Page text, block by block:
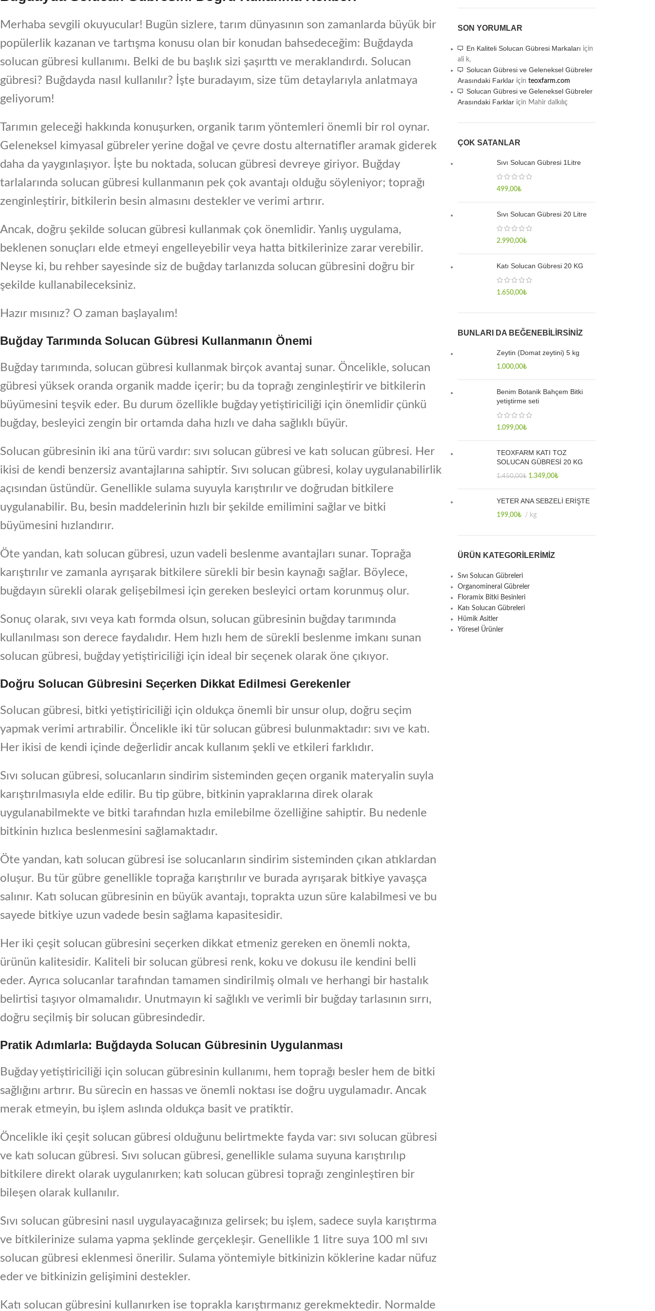
Merhaba sevgili okuyucular! Bugün sizlere, tarım dünyasının son zamanlarda büyük bir
popülerlik kazanan ve tartışma konusu olan bir konudan bahsedeceğim: Buğdayda
solucan gübresi kullanımı. Belki de bu başlık sizi şaşırttı ve meraklandırdı. Solucan
gübresi? Buğdayda nasıl kullanılır? İşte buradayım, size tüm detaylarıyla anlatmaya
geliyorum!
Tarımın geleceği hakkında konuşurken, organik tarım yöntemleri önemli bir rol oynar.
Geleneksel kimyasal gübreler yerine doğal ve çevre dostu alternatifler aramak giderek
daha da yaygınlaşıyor. İşte bu noktada, solucan gübresi devreye giriyor. Buğday
tarlalarında solucan gübresi kullanmanın pek çok avantajı olduğu söyleniyor; toprağı
zenginleştirir, bitkilerin besin almasını destekler ve verimi artırır.
Ancak, doğru şekilde solucan gübresi kullanmak çok önemlidir. Yanlış uygulama,
beklenen sonuçları elde etmeyi engelleyebilir veya hatta bitkilerinize zarar verebilir.
Neyse ki, bu rehber sayesinde siz de buğday tarlanızda solucan gübresini doğru bir
şekilde kullanabileceksiniz.
Hazır mısınız? O zaman başlayalım!
Buğday Tarımında Solucan Gübresi Kullanmanın Önemi
Buğday tarımında, solucan gübresi kullanmak birçok avantaj sunar. Öncelikle, solucan
gübresi yüksek oranda organik madde içerir; bu da toprağı zenginleştirir ve bitkilerin
büyümesini teşvik eder. Bu durum özellikle buğday yetiştiriciliği için önemlidir çünkü
buğday, besleyici zengin bir ortamda daha hızlı ve daha sağlıklı büyür.
Solucan gübresinin iki ana türü vardır: sıvı solucan gübresi ve katı solucan gübresi. Her
ikisi de kendi benzersiz avantajlarına sahiptir. Sıvı solucan gübresi, kolay uygulanabilirlik
açısından üstündür. Genellikle sulama suyuyla karıştırılır ve doğrudan bitkilere
uygulanabilir. Bu, besin maddelerinin hızlı bir şekilde emilimini sağlar ve bitki
büyümesini hızlandırır.
Öte yandan, katı solucan gübresi, uzun vadeli beslenme avantajları sunar. Toprağa
karıştırılır ve zamanla ayrışarak bitkilere sürekli bir besin kaynağı sağlar. Böylece,
buğdayın sürekli olarak gelişebilmesi için gereken besleyici ortam korunmuş olur.
Sonuç olarak, sıvı veya katı formda olsun, solucan gübresinin buğday tarımında
kullanılması son derece faydalıdır. Hem hızlı hem de sürekli beslenme imkanı sunan
solucan gübresi, buğday yetiştiriciliği için ideal bir seçenek olarak öne çıkıyor.
Doğru Solucan Gübresini Seçerken Dikkat Edilmesi Gerekenler
Solucan gübresi, bitki yetiştiriciliği için oldukça önemli bir unsur olup, doğru seçim
yapmak verimi artırabilir. Öncelikle iki tür solucan gübresi bulunmaktadır: sıvı ve katı.
Her ikisi de kendi içinde değerlidir ancak kullanım şekli ve etkileri farklıdır.
Sıvı solucan gübresi, solucanların sindirim sisteminden geçen organik materyalin suyla
karıştırılmasıyla elde edilir. Bu tip gübre, bitkinin yapraklarına direk olarak
uygulanabilmekte ve bitki tarafından hızla emilebilme özelliğine sahiptir. Bu nedenle
bitkinin hızlıca beslenmesini sağlamaktadır.
Öte yandan, katı solucan gübresi ise solucanların sindirim sisteminden çıkan atıklardan
oluşur. Bu tür gübre genellikle toprağa karıştırılır ve burada ayrışarak bitkiye yavaşça
salınır. Katı solucan gübresinin en büyük avantajı, toprakta uzun süre kalabilmesi ve bu
sayede bitkiye uzun vadede besin sağlama kapasitesidir.
Her iki çeşit solucan gübresini seçerken dikkat etmeniz gereken en önemli nokta,
ürünün kalitesidir. Kaliteli bir solucan gübresi renk, koku ve dokusu ile kendini belli
eder. Ayrıca solucanlar tarafından tamamen sindirilmiş olmalı ve herhangi bir hastalık
belirtisi taşıyor olmamalıdır. Unutmayın ki sağlıklı ve verimli bir buğday tarlasının sırrı,
doğru seçilmiş bir solucan gübresindedir.
Pratik Adımlarla: Buğdayda Solucan Gübresinin Uygulanması
Buğday yetiştiriciliği için solucan gübresinin kullanımı, hem toprağı besler hem de bitki
sağlığını artırır. Bu sürecin en hassas ve önemli noktası ise doğru uygulamadır. Ancak
merak etmeyin, bu işlem aslında oldukça basit ve pratiktir.
Öncelikle iki çeşit solucan gübresi olduğunu belirtmekte fayda var: sıvı solucan gübresi
ve katı solucan gübresi. Sıvı solucan gübresi, genellikle sulama suyuna karıştırılıp
bitkilere direkt olarak uygulanırken; katı solucan gübresi toprağı zenginleştiren bir
bileşen olarak kullanılır.
Sıvı solucan gübresini nasıl uygulayacağınıza gelirsek; bu işlem, sadece suyla karıştırma
ve bitkilerinize sulama yapma şeklinde gerçekleşir. Genellikle 1 litre suya 100 ml sıvı
solucan gübresi eklenmesi önerilir. Sulama yöntemiyle bitkinizin köklerine kadar nüfuz
eder ve bitkinizin gelişimini destekler.
Katı solucan gübresini kullanırken ise toprakla karıştırmanız gerekmektedir. Normalde
SON YORUMLAR
En Kaliteli Solucan Gübresi Markaları için
ali k,
Solucan Gübresi ve Geleneksel Gübreler
Arasındaki Farklariçin teoxfarm.com
Solucan Gübresi ve Geleneksel Gübreler
Arasındaki Farklariçin Mahir dalkılıç
ÇOK SATANLAR
Sıvı Solucan Gübresi 1Litre
499,00₺
Sıvı Solucan Gübresi 20 Litre
2.990,00₺
Katı Solucan Gübresi 20 KG
1.650,00₺
BUNLARI DA BEĞENEBILIRSINIZ
Zeytin (Domat zeytini) 5 kg
1.000,00₺
Benim Botanik Bahçem Bitki
yetiştirme seti
1.099,00₺
TEOXFARM KATI TOZ
SOLUCAN GÜBRESİ 20 KG
1.450,00₺ 1.349,00₺
YETER ANA SEBZELİ ERİŞTE
199,00₺ kg
ÜRÜN KATEGORILERIMIZ
Sıvı Solucan Gübreleri
Organomineral Gübreler
Floramix Bitki Besinleri
Katı Solucan Gübreleri
Hümik Asitler
Yöresel Ürünler